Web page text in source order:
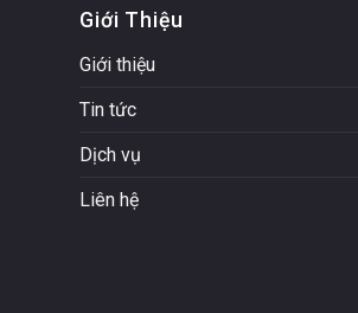
Giới Thiệu
Giới thiệu
Tin tức
Dịch vụ
Liên hệ